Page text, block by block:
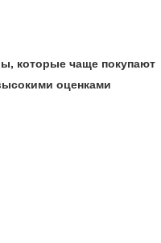
которые чаще покупают
оценками